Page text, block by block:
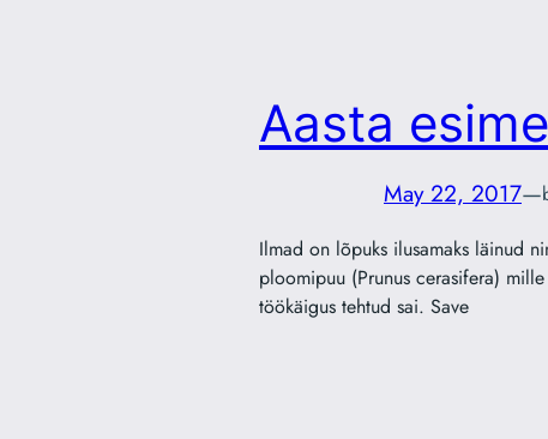
Aasta
May 22, 2017—
Ilmad on lõpuks ilusamaks läinud
ploomipuu (Prunus cerasifera)
töökäigus tehtud sai. Save